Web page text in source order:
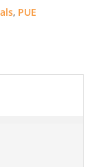
, PUE